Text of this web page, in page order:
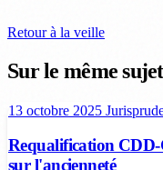
Retour à la veille
Sur le même sujet
13 octobre 2025
Requalification CDD-
sur l'ancienneté